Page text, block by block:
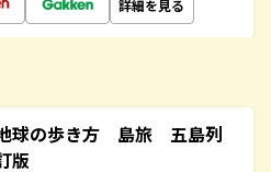
詳細を見る
球の歩き方 島旅 五島列
版